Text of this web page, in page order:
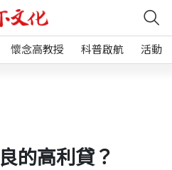
懷念高教授 科普啟航 活動
的高利貸？